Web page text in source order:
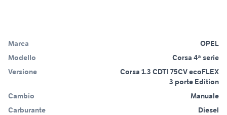
Marca
OPEL
Modello
Corsa 4ª serie
Versione
Corsa 1.3 CDTI 75CV ecoFLEX
3 porte Edition
Cambio
Manuale
Carburante
Diesel